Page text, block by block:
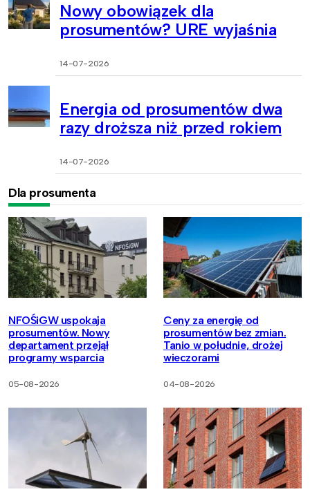
Nowy obowiązek dla
prosumentów? URE wyjaśnia
14-07-2026
Energia od prosumentów dwa
razy droższa niż przed rokiem
14-07-2026
Dla prosumenta
NFOŚiGW uspokaja
prosumentów. Nowy
departament przejął
programy wsparcia
05-08-2026
Ceny za energię od
prosumentów bez zmian.
Tanio w południe, drożej
wieczorami
04-08-2026